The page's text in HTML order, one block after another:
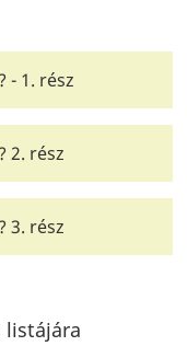
- 1. rész
2. rész
3. rész
listájára